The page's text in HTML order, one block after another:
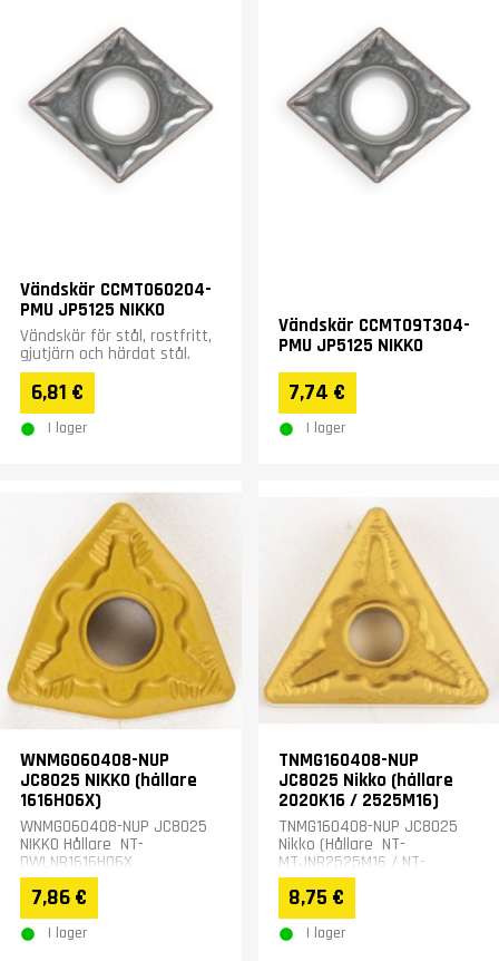
Vändskär CCMT060204-
PMU JP5125 NIKKO
Vändskär för stål, rostfritt,
gjutjärn och härdat stål.
6,81 €
I lager
Vändskär CCMT09T304-
PMU JP5125 NIKKO
7,74 €
I lager
WNMG060408-NUP
JC8025 NIKKO (hållare
1616H06X)
WNMG060408-NUP JC8025
NIKKO Hållare NT-
DWLNR1616H06X
7,86 €
I lager
TNMG160408-NUP
JC8025 Nikko (hållare
2020K16 / 2525M16)
TNMG160408-NUP JC8025
Nikko (Hållare NT-
MTJNR2525M16 / NT-
MTJNR2020K16 )
8,75 €
I lager